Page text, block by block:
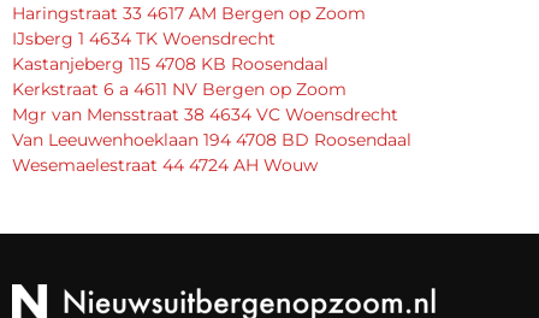
Haringstraat 33 4617 AM Bergen op Zoom
IJsberg 1 4634 TK Woensdrecht
Kastanjeberg 115 4708 KB Roosendaal
Kerkstraat 6 a 4611 NV Bergen op Zoom
Mgr van Mensstraat 38 4634 VC Woensdrecht
Van Leeuwenhoeklaan 194 4708 BD Roosendaal
Wesemaelestraat 44 4724 AH Wouw